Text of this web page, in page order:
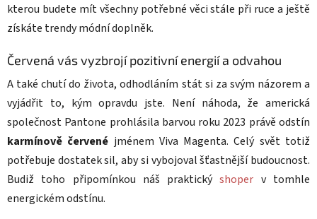
kterou budete mít všechny potřebné věci stále při ruce a ještě
získáte trendy módní doplněk.
Červená vás vyzbrojí pozitivní energií a odvahou
A také chutí do života, odhodláním stát si za svým názorem a
vyjádřit to, kým opravdu jste. Není náhoda, že americká
společnost Pantone prohlásila barvou roku 2023 právě odstín
karmínově červené jménem Viva Magenta. Celý svět totiž
potřebuje dostatek sil, aby si vybojoval šťastnější budoucnost.
Budiž toho připomínkou náš praktickýshoper v tomhle
energickém odstínu.